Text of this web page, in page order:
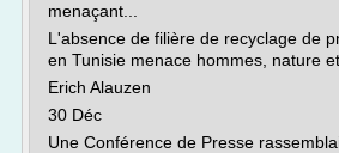
menaçant...
L'absence de filière de recyclage de
en Tunisie menace hommes, nature
Erich Alauzen
30 Déc
Une Conférence de Presse